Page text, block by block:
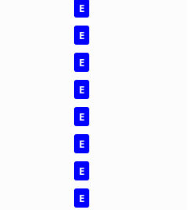
E
E
E
E
E
E
E
E